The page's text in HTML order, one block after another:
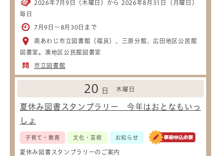
2026年7月9日（木曜日）から 2026年8月31日（月曜日）
毎日
7月9日～8月30日まで
南あわじ市立図書館（福良）、三原分館、広田地区公民館
図書室。湊地区公民館図書室
市立図書館
20 日 木曜日
夏休み図書スタンプラリー 今年はおとなもいっ
しょ
子育て・教育 文化・芸術 お知らせ
夏休み図書スタンプラリーのご案内